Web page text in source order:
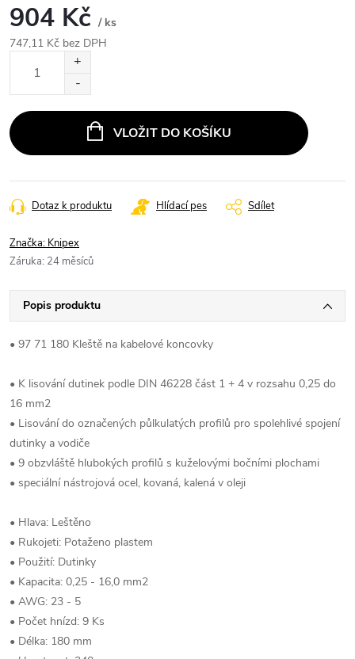
904 Kč / ks
747,11 Kč bez DPH
VLOŽIT DO KOŠÍKU
Dotaz k produktu Hlídací pes Sdílet
Značka: Knipex
Záruka: 24 měsíců
Popis produktu
• 97 71 180 Kleště na kabelové koncovky
• K lisování dutinek podle DIN 46228 část 1 + 4 v rozsahu 0,25 do
16 mm2
• Lisování do označených půlkulatých profilů pro spolehlivé spojení
dutinky a vodiče
• 9 obzvláště hlubokých profilů s kuželovými bočními plochami
• speciální nástrojová ocel, kovaná, kalená v oleji
• Hlava: Leštěno
• Rukojeti: Potaženo plastem
• Použití: Dutinky
• Kapacita: 0,25 - 16,0 mm2
• AWG: 23 - 5
• Počet hnízd: 9 Ks
• Délka: 180 mm